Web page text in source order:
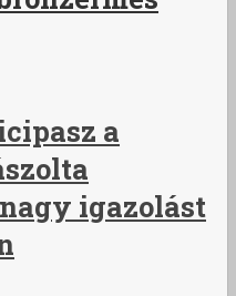
a
igazolást